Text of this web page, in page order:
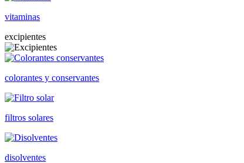
vitaminas
excipientes
colorantes y conservantes
filtros solares
disolventes